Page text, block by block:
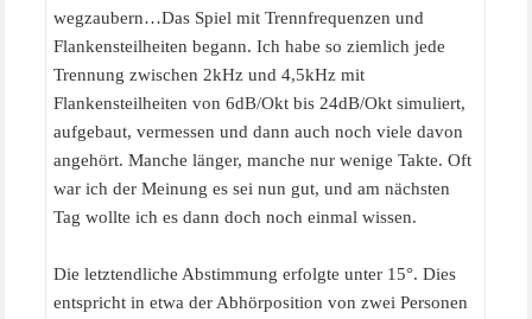
wegzaubern…Das Spiel mit Trennfrequenzen und
Flankensteilheiten begann. Ich habe so ziemlich jede
Trennung zwischen 2kHz und 4,5kHz mit
Flankensteilheiten von 6dB/Okt bis 24dB/Okt simuliert,
aufgebaut, vermessen und dann auch noch viele davon
angehört. Manche länger, manche nur wenige Takte. Oft
war ich der Meinung es sei nun gut, und am nächsten
Tag wollte ich es dann doch noch einmal wissen.
Die letztendliche Abstimmung erfolgte unter 15°. Dies
entspricht in etwa der Abhörposition von zwei Personen